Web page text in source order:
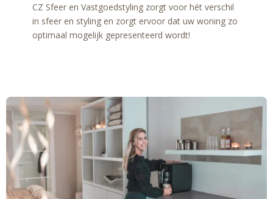
CZ Sfeer en Vastgoedstyling zorgt voor hét verschil
in sfeer en styling en zorgt ervoor dat uw woning zo
optimaal mogelijk gepresenteerd wordt!